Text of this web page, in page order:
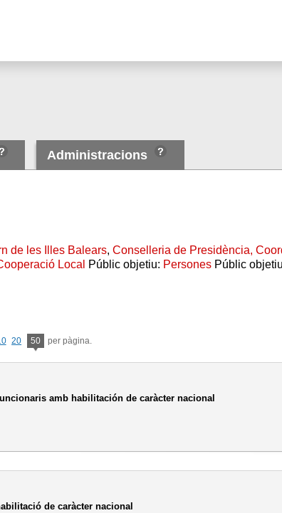
Administracions
de les Illes Balears,Conselleria de Presidència,
Local Públic objetiu: Persones Públic
20 50 per pàgina.
amb habilitación de caràcter nacional
de caràcter nacional